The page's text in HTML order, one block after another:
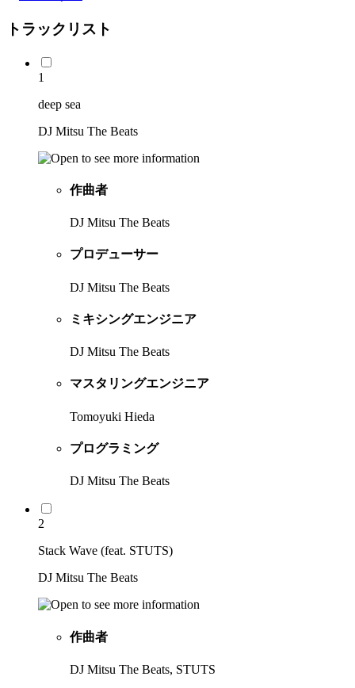
トラックリスト
1
deep sea
DJ Mitsu The Beats
作曲者
DJ Mitsu The Beats
プロデューサー
DJ Mitsu The Beats
ミキシングエンジニア
DJ Mitsu The Beats
マスタリングエンジニア
Tomoyuki Hieda
プログラミング
DJ Mitsu The Beats
2
Stack Wave (feat. STUTS)
DJ Mitsu The Beats
作曲者
DJ Mitsu The Beats, STUTS